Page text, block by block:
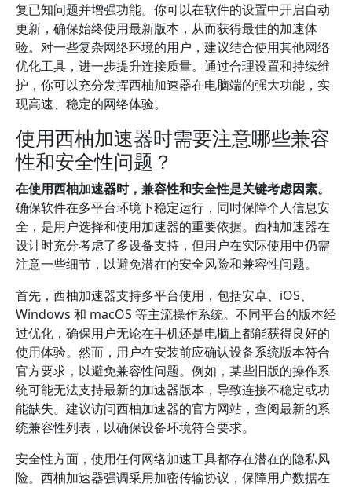
复已知问题并增强功能。你可以在软件的设置中开启自动
更新，确保始终使用最新版本，从而获得最佳的加速体
验。对一些复杂网络环境的用户，建议结合使用其他网络
优化工具，进一步提升连接质量。通过合理设置和持续维
护，你可以充分发挥西柚加速器在电脑端的强大功能，实
现高速、稳定的网络体验。
使用西柚加速器时需要注意哪些兼容
性和安全性问题？
在使用西柚加速器时，兼容性和安全性是关键考虑因素。
确保软件在多平台环境下稳定运行，同时保障个人信息安
全，是用户选择和使用加速器的重要依据。西柚加速器在
设计时充分考虑了多设备支持，但用户在实际使用中仍需
注意一些细节，以避免潜在的安全风险和兼容性问题。
首先，西柚加速器支持多平台使用，包括安卓、iOS、
Windows 和 macOS 等主流操作系统。不同平台的版本经
过优化，确保用户无论在手机还是电脑上都能获得良好的
使用体验。然而，用户在安装前应确认设备系统版本符合
官方要求，以避免兼容性问题。例如，某些旧版的操作系
统可能无法支持最新的加速器版本，导致连接不稳定或功
能缺失。建议访问西柚加速器的官方网站，查阅最新的系
统兼容性列表，以确保设备环境符合要求。
安全性方面，使用任何网络加速工具都存在潜在的隐私风
险。西柚加速器强调采用加密传输协议，保障用户数据在